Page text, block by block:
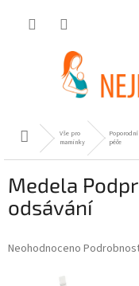
Domů
Vše pro
maminky
Poporodní
péče
Medela
odsávání
Průměrné
Neohodnoceno